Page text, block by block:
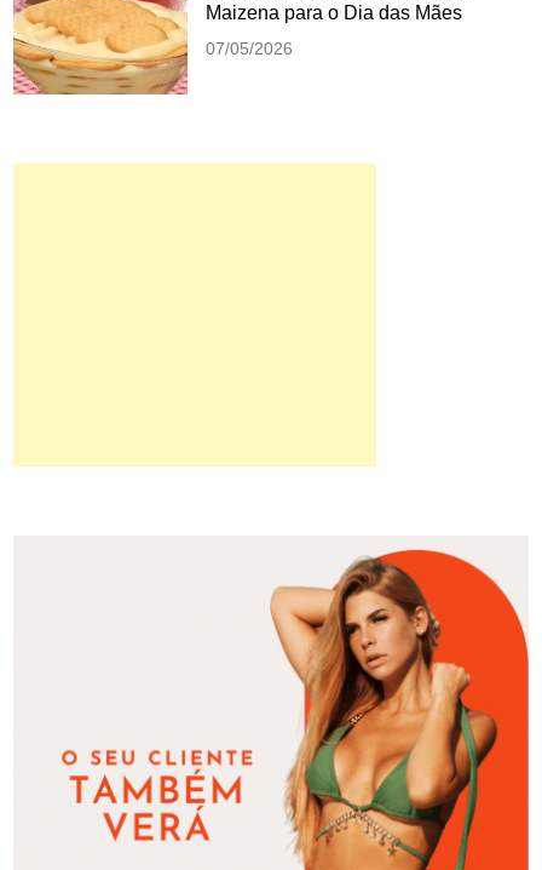
Maizena para o Dia das Mães
07/05/2026